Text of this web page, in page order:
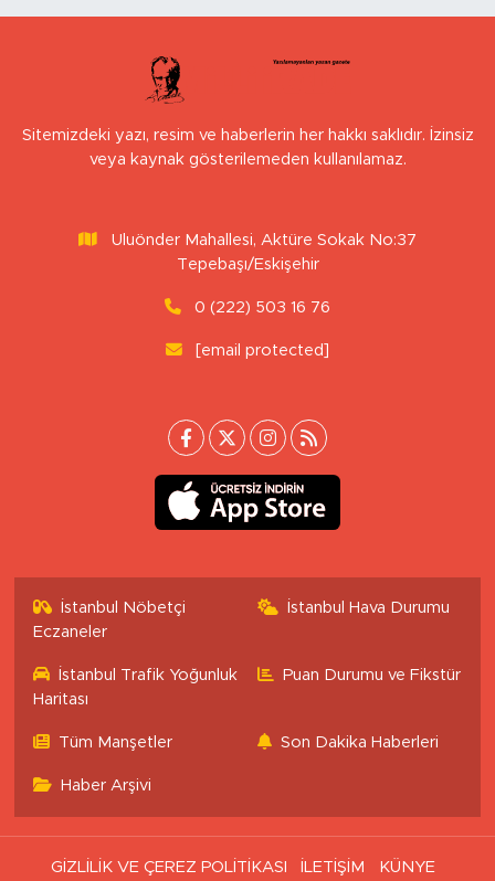
Sitemizdeki yazı, resim ve haberlerin her hakkı saklıdır. İzinsiz
veya kaynak gösterilemeden kullanılamaz.
Uluönder Mahallesi, Aktüre Sokak No:37
Tepebaşı/Eskişehir
0 (222) 503 16 76
[email protected]
İstanbul Nöbetçi
Eczaneler
İstanbul Hava Durumu
İstanbul Trafik Yoğunluk
Haritası
Puan Durumu ve Fikstür
Tüm Manşetler Son Dakika Haberleri
Haber Arşivi
GİZLİLİK VE ÇEREZ POLİTİKASI İLETİŞİM
KÜNYE